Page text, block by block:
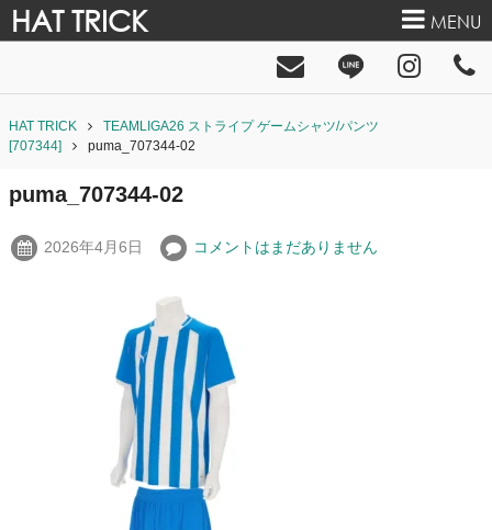
HAT TRICK MENU
HAT TRICK
TEAMLIGA26 ストライプ ゲームシャツ/パンツ
[707344]
puma_707344-02
puma_707344-02
2026年4月6日 コメントはまだありません